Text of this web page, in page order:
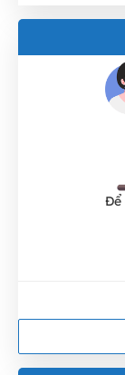
Để